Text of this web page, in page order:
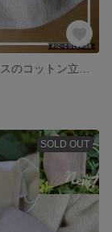
SOLD OUT